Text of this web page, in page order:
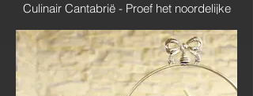
Culinair Cantabrië - Proef het noordelijke